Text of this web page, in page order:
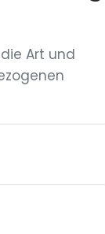
Art und